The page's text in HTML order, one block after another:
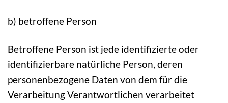
b) betroffene Person
Betroffene Person ist jede identifizierte oder
identifizierbare natürliche Person, deren
personenbezogene Daten von dem für die
Verarbeitung Verantwortlichen verarbeitet